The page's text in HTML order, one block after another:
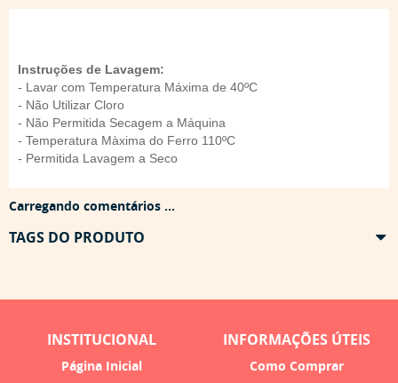
Instruções de Lavagem:
- Lavar com Temperatura Máxima de 40ºC
- Não Utilizar Cloro
- Não Permitida Secagem a Máquina
- Temperatura Màxima do Ferro 110ºC
- Permitida Lavagem a Seco
Carregando comentários ...
TAGS DO PRODUTO
INSTITUCIONAL
Página Inicial
INFORMAÇÕES ÚTEIS
Como Comprar